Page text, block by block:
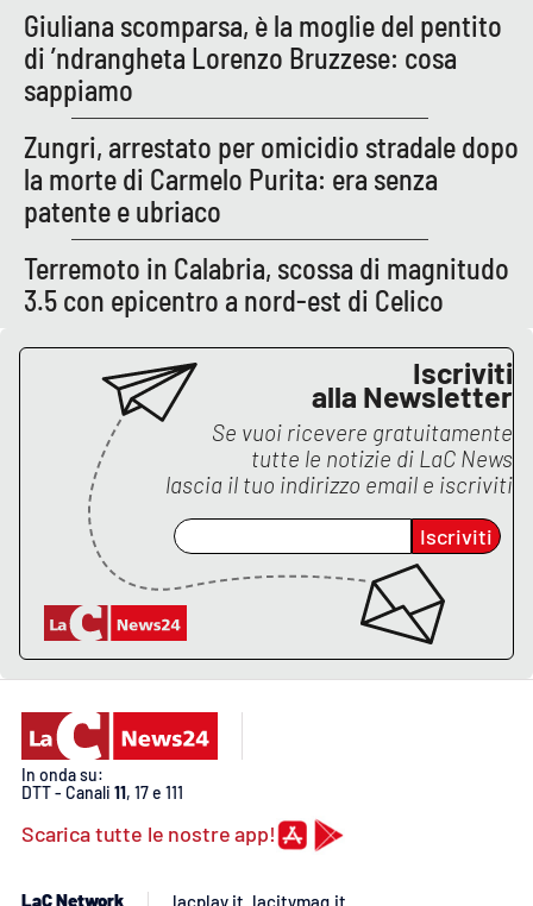
Le perfidie di Antonella Grippo
Venti di comunicazione
STREAMING
LaC TV
LaC Network
LaC OnAir
EDIZIONI
LOCALI
Catanzaro
Crotone
Vibo Valentia
Cosenza
Giuliana scomparsa, è la moglie del pentito
di ’ndrangheta Lorenzo Bruzzese: cosa
sappiamo
Zungri, arrestato per omicidio stradale dopo
la morte di Carmelo Purita: era senza
patente e ubriaco
Terremoto in Calabria, scossa di magnitudo
3.5 con epicentro a nord-est di Celico
Iscriviti
alla Newsletter
Se vuoi ricevere gratuitamente
tutte le notizie di LaC News
lascia il tuo indirizzo email e iscriviti
Iscriviti
In onda su:
DTT - Canali 11, 17 e 111
Scarica tutte le nostre app!
LaC Network lacplay.it lacitymag.it